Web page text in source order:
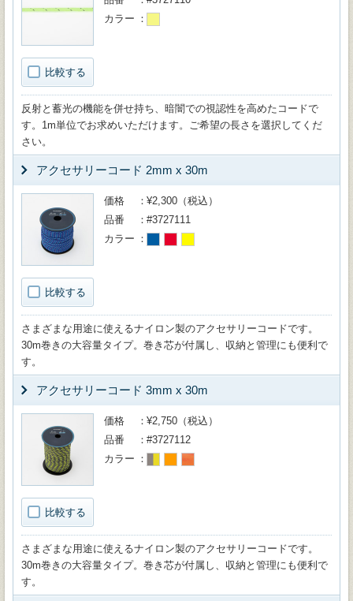
比較する
カラー
反射と蓄光の機能を併せ持ち、暗闇での視認性を高めたコードで
す。1m単位でお求めいただけます。ご希望の長さを選択してくだ
さい。
アクセサリーコード 2mm x 30m
比較する
価格
¥2,300（税込）
品番
#3727111
カラー
さまざまな用途に使えるナイロン製のアクセサリーコードです。
30m巻きの大容量タイプ。巻き芯が付属し、収納と管理にも便利で
す。
アクセサリーコード 3mm x 30m
比較する
価格
¥2,750（税込）
品番
#3727112
カラー
さまざまな用途に使えるナイロン製のアクセサリーコードです。
30m巻きの大容量タイプ。巻き芯が付属し、収納と管理にも便利で
す。